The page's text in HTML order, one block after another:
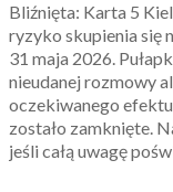
Bliźnięta: Karta 5
ryzyko skupienia się
31 maja 2026.
nieudanej rozmowy
oczekiwanego
zostało zamknięte.
jeśli całą uwagę